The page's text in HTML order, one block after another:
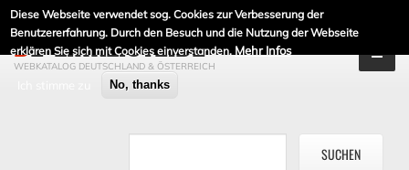
Diese Webseite verwendet sog. Cookies zur Verbesserung der
Benutzererfahrung. Durch den Besuch und die Nutzung der Webseite
erklären Sie sich mit Cookies einverstanden. Mehr Infos
No, thanks
DE-LINKLISTE.DE
WEBKATALOG DEUTSCHLAND & ÖSTERREICH